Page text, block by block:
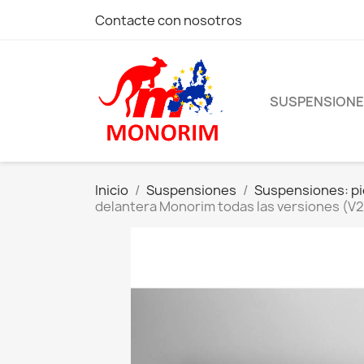
Contacte con nosotros
Inicio Suspensiones
Suspensiones:
delantera Monorim todas las versiones (V2,